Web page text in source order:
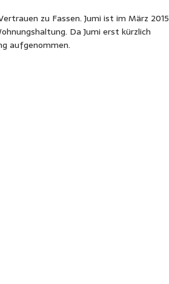
zu Fassen. Jumi ist im März 2015
Da Jumi erst kürzlich
aufgenommen.